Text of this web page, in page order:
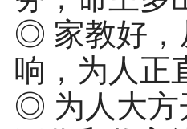
◎ 家教好，
响，为人正
◎ 为人大方